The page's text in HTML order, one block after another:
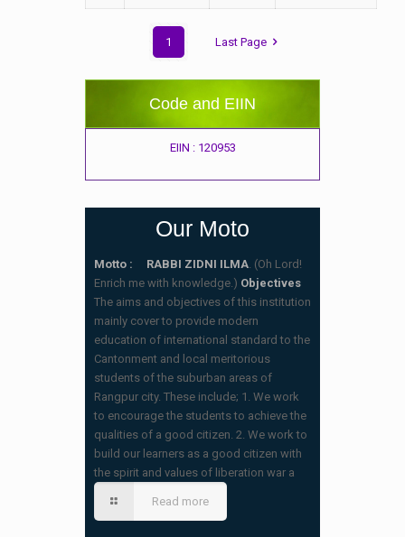
1 Last Page
Code and EIIN
EIIN : 120953
Our Moto
Motto : RABBI ZIDNI ILMA. (Oh Lord!
Enrich me with knowledge.) Objectives
The aims and objectives of this institution
mainly cover to provide modern
education of international standard to the
Cantonment and local meritorious
students of the suburban areas of
Rangpur city. These include; 1. We work
to encourage the students to achieve the
qualities of a good citizen. 2. We work to
build our learners as a good citizen with
the spirit and values of liberation war a
Read more
স্কুলের ছুটির তালিকা ও বর্ষপঞ্জি – ২০২৬